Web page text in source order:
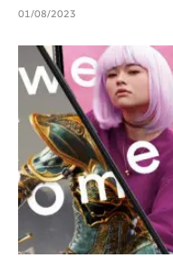
01/08/2023